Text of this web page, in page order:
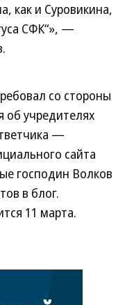
как и Суровикина,
СФК“», —
со стороны
об учредителях
—
сайта
господин Волков
в блог.
11 марта.